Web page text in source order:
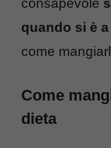
quando si è
come
Come
dieta